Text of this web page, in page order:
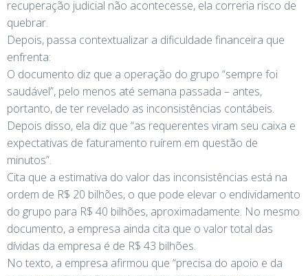
recuperação judicial não acontecesse, ela correria risco de
quebrar.
Depois, passa contextualizar a dificuldade financeira que
enfrenta:
O documento diz que a operação do grupo “sempre foi
saudável”, pelo menos até semana passada – antes,
portanto, de ter revelado as inconsistências contábeis.
Depois disso, ela diz que “as requerentes viram seu caixa e
expectativas de faturamento ruírem em questão de
minutos”.
Cita que a estimativa do valor das inconsistências está na
ordem de R$ 20 bilhões, o que pode elevar o endividamento
do grupo para R$ 40 bilhões, aproximadamente. No mesmo
documento, a empresa ainda cita que o valor total das
dívidas da empresa é de R$ 43 bilhões.
No texto, a empresa afirmou que “precisa do apoio e da